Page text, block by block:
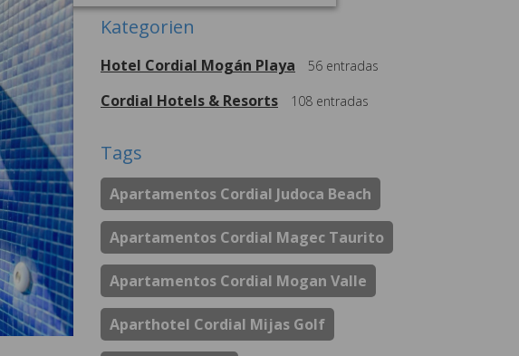
Kategorien
Hotel Cordial Mogán Playa 56 entradas
Cordial Hotels & Resorts 108 entradas
Tags
Apartamentos Cordial Judoca Beach
Apartamentos Cordial Magec Taurito
Apartamentos Cordial Mogan Valle
Aparthotel Cordial Mijas Golf